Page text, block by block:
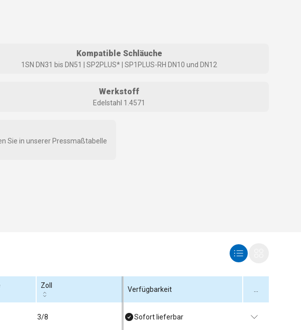
Kompatible Schläuche
1SN DN31 bis DN51 | SP2PLUS* | SP1PLUS-RH DN10 und DN12
Werkstoff
Edelstahl 1.4571
Sie in unserer Pressmaßtabelle
Zoll Verfügbarkeit ...
3/8 Sofort lieferbar